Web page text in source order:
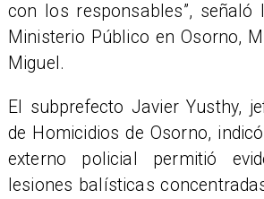
con los responsables”, señaló
Ministerio Público en Osorno,
Miguel.
​El subprefecto Javier Yusthy,
de Homicidios de Osorno,
externo policial permitió
lesiones balísticas